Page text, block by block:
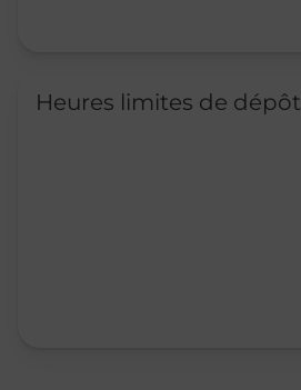
Heures limites de dépôt